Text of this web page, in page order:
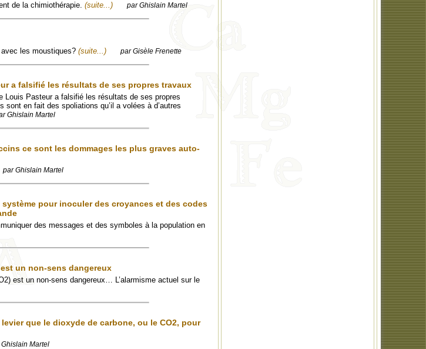
de la chimiothérapie. (suite...) par Ghislain Martel
les moustiques? (suite...) par Gisèle Frenette
a falsifié les résultats de ses propres travaux
Louis Pasteur a falsifié les résultats de ses propres
en fait des spoliations qu’il a volées à d’autres
Ghislain Martel
ce sont les dommages les plus graves auto-
par Ghislain Martel
pour inoculer des croyances et des codes
des messages et des symboles à la population en
un non-sens dangereux
est un non-sens dangereux… L’alarmisme actuel sur le
que le dioxyde de carbone, ou le CO2, pour
Martel